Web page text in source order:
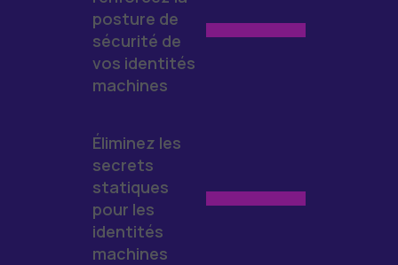
posture de
sécurité de
vos identités
machines
Éliminez les
secrets
statiques
pour les
identités
machines